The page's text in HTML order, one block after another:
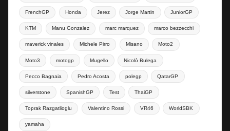
FrenchGP Honda Jerez Jorge Martin JuniorGP
KTM Manu Gonzalez marc marquez marco bezzecchi
maverick vinales Michele Pirro Misano Moto2
Moto3 motogp Mugello Nicolò Bulega
Pecco Bagnaia Pedro Acosta polegp QatarGP
silverstone SpanishGP Test ThaiGP
Toprak Razgatlioglu Valentino Rossi VR46 WorldSBK
yamaha